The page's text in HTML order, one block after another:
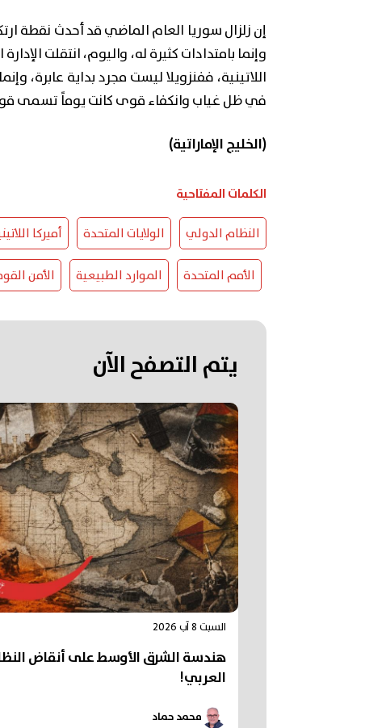
إن زلزال سوريا العام الماضي قد أحدث نقطة
وإنما بامتدادات كثيرة له، واليوم، انتقلت
اللاتينية، ففنزويلا ليست مجرد بداية
في ظل غياب وانكفاء قوى كانت يوماً تسمى
(الخليج الإماراتية)
الكلمات المفتاحية
النظام الدولي الولايات المتحدة أميركا
الأمم المتحدة الموارد الطبيعية الأمن
يتم التصفح الآن
السبت 8 آب 2026
هندسة الشرق الأوسط على أنقاض
العربي!
محمد حماد